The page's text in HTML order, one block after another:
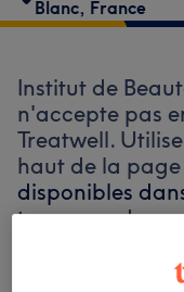
Blanc, France
Institut de
n'accepte pas
Treatwell.
haut de la
disponibles
trouverez de